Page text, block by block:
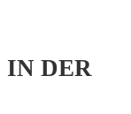
IN DER